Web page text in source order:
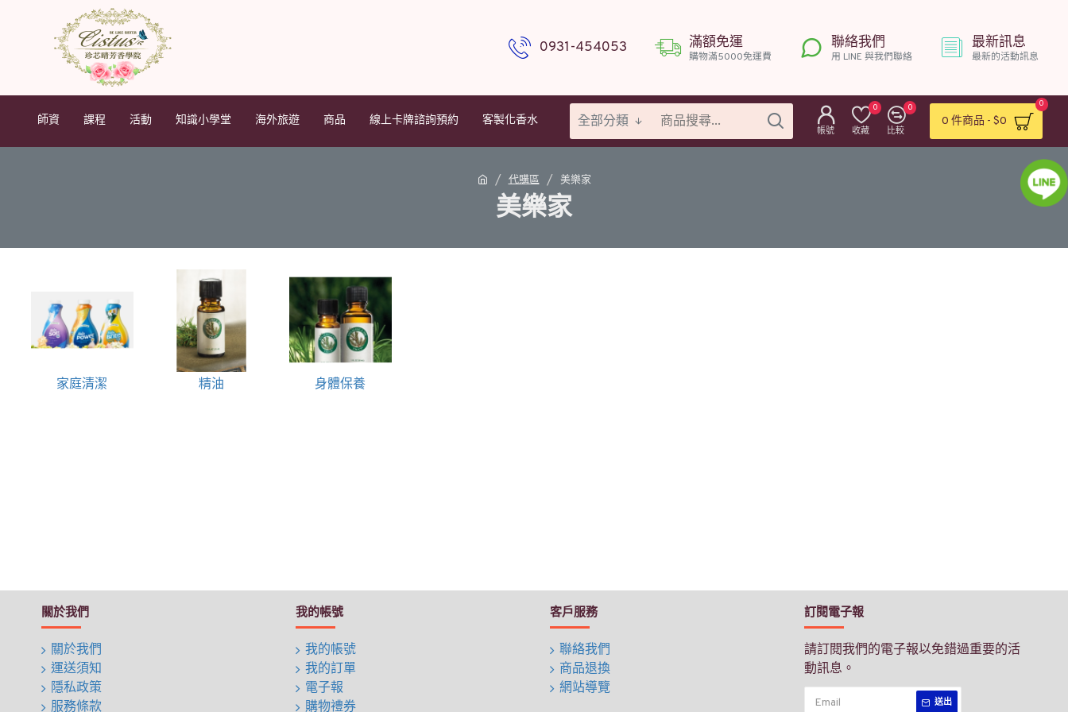
0931-454053 滿額免運
購物滿5000免運費
聯絡我們
用 LINE 與我們聯絡
最新訊息
最新的活動訊息
師資 課程 活動 知識小學堂 海外旅遊 商品 線上卡牌諮詢預約 客製化香水 全部分類
帳號 收藏
0
比較
0
0 件商品 - $0
0
代購區 美樂家
美樂家
家庭清潔 精油 身體保養
關於我們
關於我們
運送須知
隱私政策
服務條款
我的帳號
我的帳號
我的訂單
電子報
購物禮券
客戶服務
聯絡我們
商品退換
網站導覽
訂閱電子報
請訂閱我們的電子報以免錯過重要的活
動訊息。
送出